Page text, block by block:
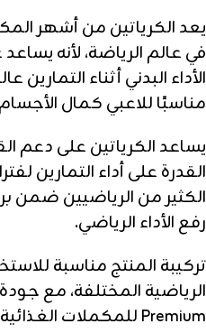
يعد الكرياتين من أشهر
في عالم الرياضة، لأنه
الأداء البدني أثناء التمارين
مناسبًا للاعبي كمال الأجسام
يساعد الكرياتين على دعم
القدرة على أداء التمارين
الكثير من الرياضيين ضمن
رفع الأداء الرياضي.
تركيبة المنتج مناسبة
الرياضية المختلفة، مع
Premium للمكملات الغذائية المعتمدة والمسجلة.